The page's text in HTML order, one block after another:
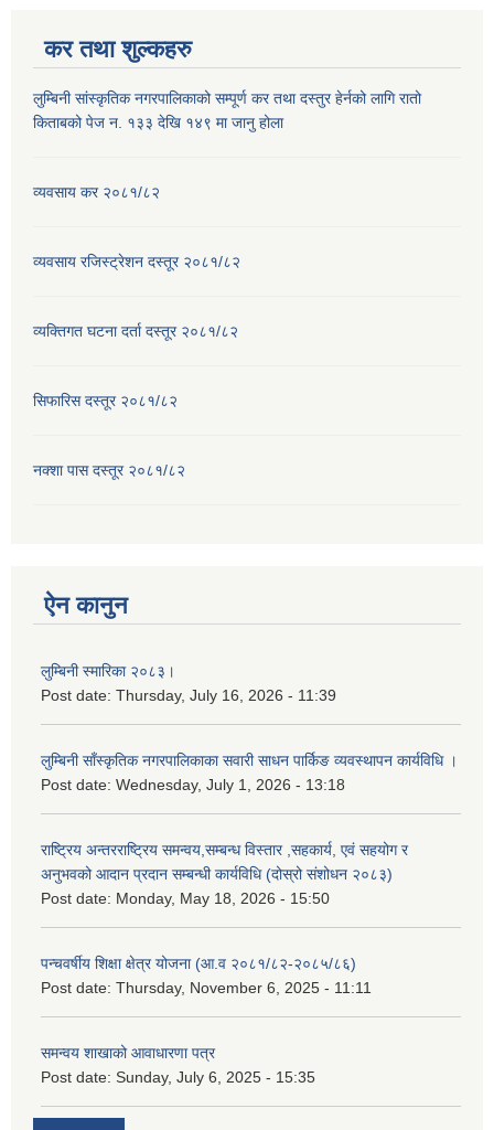
कर तथा शुल्कहरु
लुम्बिनी सांस्कृतिक नगरपालिकाको सम्पूर्ण कर तथा दस्तुर हेर्नको लागि रातो
किताबको पेज न. १३३ देखि १४९ मा जानु होला
व्यवसाय कर २०८१/८२
व्यवसाय रजिस्ट्रेशन दस्तूर २०८१/८२
व्यक्तिगत घटना दर्ता दस्तूर २०८१/८२
सिफारिस दस्तूर २०८१/८२
नक्शा पास दस्तूर २०८१/८२
ऐन कानुन
लुम्बिनी स्मारिका २०८३।
Post date: Thursday, July 16, 2026 - 11:39
लुम्बिनी साँस्कृतिक नगरपालिकाका सवारी साधन पार्किङ व्यवस्थापन कार्यविधि ।
Post date: Wednesday, July 1, 2026 - 13:18
राष्ट्रिय अन्तरराष्ट्रिय समन्वय,सम्बन्ध विस्तार ,सहकार्य, एवं सहयोग र
अनुभवको आदान प्रदान सम्बन्धी कार्यविधि (दोस्रो संशोधन २०८३)
Post date: Monday, May 18, 2026 - 15:50
पन्चवर्षीय शिक्षा क्षेत्र योजना (आ.व २०८१/८२-२०८५/८६)
Post date: Thursday, November 6, 2025 - 11:11
समन्वय शाखाको आवाधारणा पत्र
Post date: Sunday, July 6, 2025 - 15:35